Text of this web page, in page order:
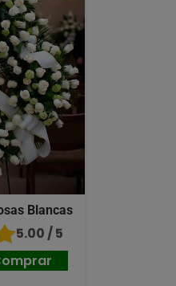
Blancas
5.00 / 5